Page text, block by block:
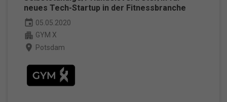
neues Tech-Startup in der Fitnessbranche
event 05.05.2020
apartment GYM X
place Potsdam